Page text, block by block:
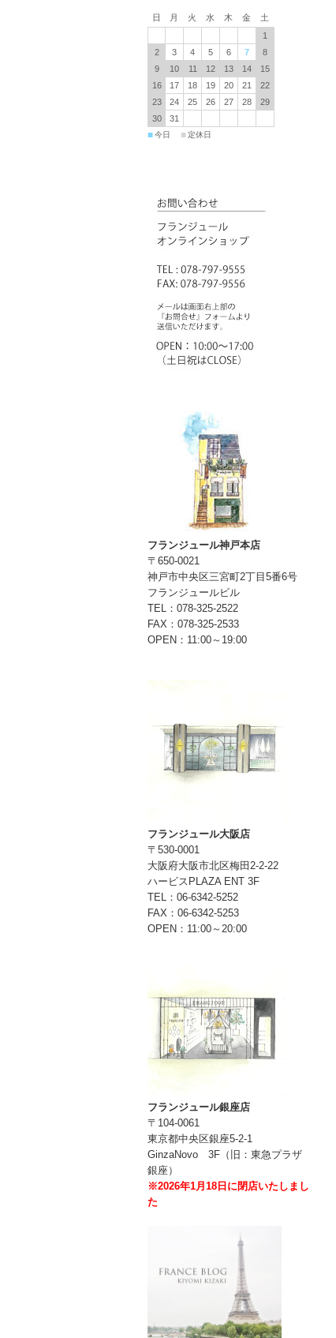
日 月 火 水 木 金
土
1
2
3 4 5 6 7
8
9
10 11 12 13 14
15
16
17 18 19 20 21
22
23
24 25 26 27 28
29
30
31
■今日 ■ 定休日
フランジュール神戸本店
〒650-0021
神戸市中央区三宮町2丁目5番6号
フランジュールビル
TEL：078-325-2522
FAX：078-325-2533
OPEN：11:00～19:00
フランジュール大阪店
〒530-0001
大阪府大阪市北区梅田2-2-22
ハービスPLAZA ENT 3F
TEL：06-6342-5252
FAX：06-6342-5253
OPEN：11:00～20:00
フランジュール銀座店
〒104-0061
東京都中央区銀座5-2-1
GinzaNovo 3F（旧：東急プラザ
銀座）
※2026年1月18日に閉店いたしまし
た